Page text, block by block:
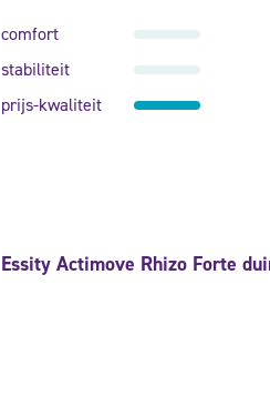
comfort
stabiliteit
prijs-kwaliteit
Essity Actimove Rhizo Forte